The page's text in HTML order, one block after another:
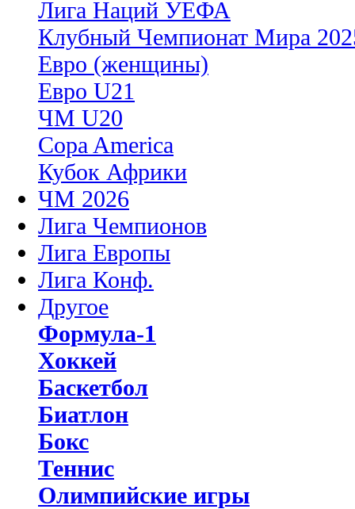
Лига Наций УЕФА
Клубный Чемпионат Мира
Евро (женщины)
Евро U21
ЧМ U20
Copa America
Кубок Африки
ЧМ 2026
Лига Чемпионов
Лига Европы
Лига Конф.
Другое
Формула-1
Хоккей
Баскетбол
Биатлон
Бокс
Теннис
Олимпийские игры